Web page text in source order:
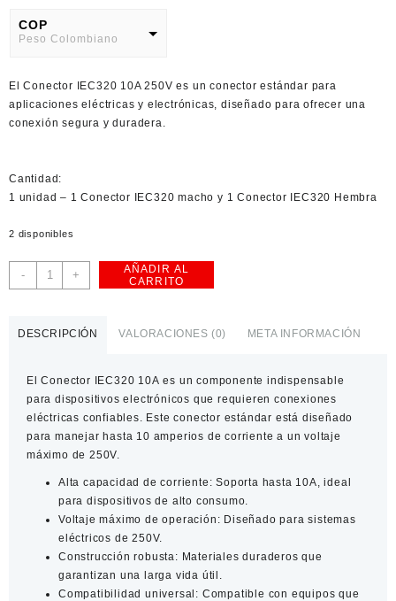
COP
Peso Colombiano
American Dollar
ElConector IEC320 10A 250V es un conector estándar para
aplicaciones eléctricas y electrónicas, diseñado para ofrecer una
conexión segura y duradera.
Cantidad:
1 unidad – 1 Conector IEC320macho y 1 Conector IEC320 Hembra
2 disponibles
-
Adaptador
-
Electrico
Par
Macho
Hembra
cantidad
+
AÑADIR AL
CARRITO
DESCRIPCIÓN VALORACIONES (0) META INFORMACIÓN
ElConector IEC320 10A es un componente indispensable
para dispositivos electrónicos que requieren conexiones
eléctricas confiables. Este conector estándar está diseñado
para manejar hasta 10 amperios de corriente a un voltaje
máximo de 250V.
Alta capacidad de corriente: Soporta hasta 10A, ideal
para dispositivos de alto consumo.
Voltaje máximo de operación: Diseñado para sistemas
eléctricos de 250V.
Construcción robusta: Materiales duraderos que
garantizan una larga vida útil.
Compatibilidad universal: Compatible con equipos que